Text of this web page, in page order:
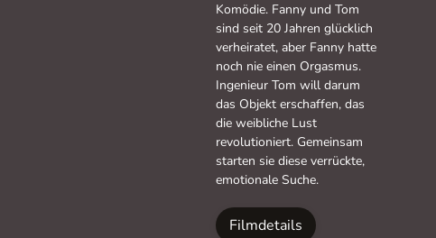
Komödie. Fanny und Tom
sind seit 20 Jahren glücklich
verheiratet, aber Fanny hatte
noch nie einen Orgasmus.
Ingenieur Tom will darum
das Objekt erschaffen, das
die weibliche Lust
revolutioniert. Gemeinsam
starten sie diese verrückte,
emotionale Suche.
Filmdetails